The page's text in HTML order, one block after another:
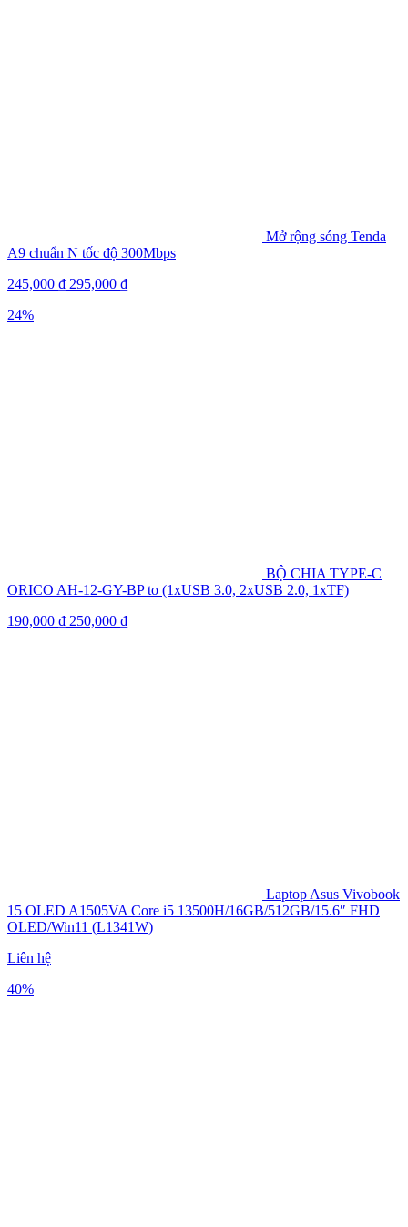
Mở rộng sóng Tenda
A9 chuẩn N tốc độ 300Mbps
245,000 ₫ 295,000 ₫
24%
BỘ CHIA TYPE-C
ORICO AH-12-GY-BP to (1xUSB 3.0, 2xUSB 2.0, 1xTF)
190,000 ₫ 250,000 ₫
Laptop Asus Vivobook
15 OLED A1505VA Core i5 13500H/16GB/512GB/15.6″ FHD
OLED/Win11 (L1341W)
Liên hệ
40%